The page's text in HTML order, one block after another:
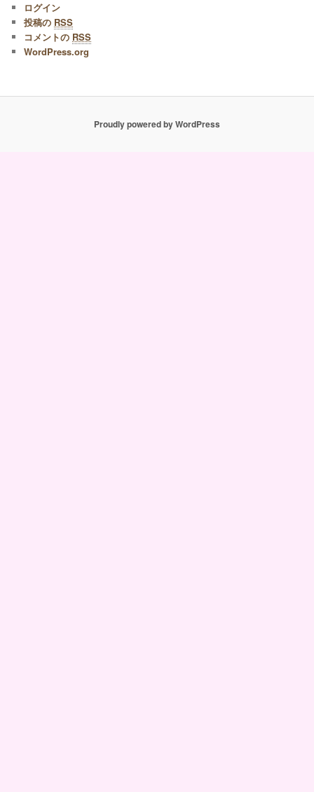
ログイン
投稿の RSS
コメントの RSS
WordPress.org
Proudly powered by WordPress